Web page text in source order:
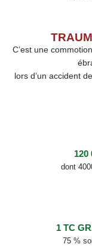
C’est une
lors d’un accident
120
dont
1 TC
75 %